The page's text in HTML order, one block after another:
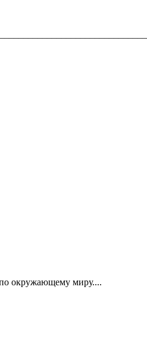
по окружающему миру....